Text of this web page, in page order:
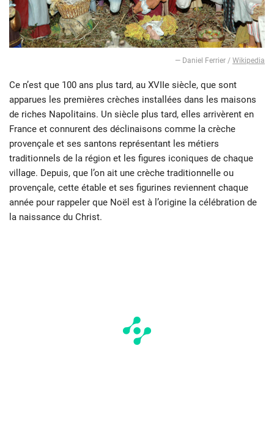
— Daniel Ferrier / Wikipedia
Ce n’est que 100 ans plus tard, au XVIIe siècle, que sont
apparues les premières crèches installées dans les maisons
de riches Napolitains. Un siècle plus tard, elles arrivèrent en
France et connurent des déclinaisons comme la crèche
provençale et ses santons représentant les métiers
traditionnels de la région et les figures iconiques de chaque
village. Depuis, que l’on ait une crèche traditionnelle ou
provençale, cette étable et ses figurines reviennent chaque
année pour rappeler que Noël est à l’origine la célébration de
la naissance du Christ.